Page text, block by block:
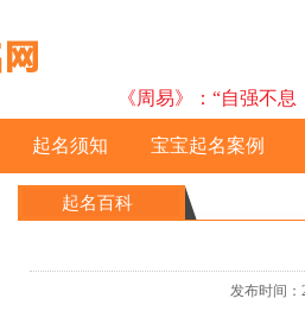
《周易》：“自强不
起名须知 宝宝起名案例
起名百科
发布时间